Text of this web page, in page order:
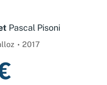
Pascal Pisoni
2017